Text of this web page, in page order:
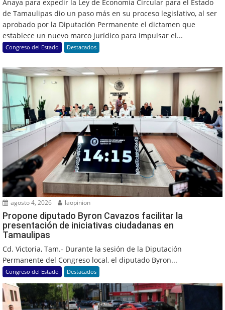
Anaya para expedir la Ley de Economía Circular para el Estado
de Tamaulipas dio un paso más en su proceso legislativo, al ser
aprobado por la Diputación Permanente el dictamen que
establece un nuevo marco jurídico para impulsar el...
Congreso del Estado Destacados
agosto 4, 2026 laopinion
Propone diputado Byron Cavazos facilitar la
presentación de iniciativas ciudadanas en
Tamaulipas
Cd. Victoria, Tam.- Durante la sesión de la Diputación
Permanente del Congreso local, el diputado Byron...
Congreso del Estado Destacados